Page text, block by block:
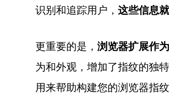
识别和追踪用户， 这些信息
更重要的是， 浏览器扩展作
为和外观，增加了指纹的独
用来帮助构建您的浏览器指